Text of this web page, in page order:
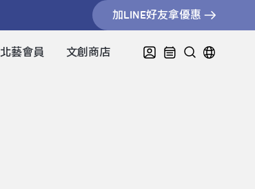
加LINE好友拿優惠
北藝會員 文創商店